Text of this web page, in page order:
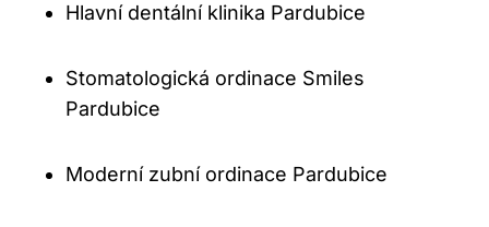
Hlavní dentální klinika Pardubice
Stomatologická ordinace Smiles
Pardubice
Moderní zubní ordinace Pardubice